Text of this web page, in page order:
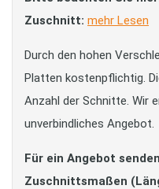
Zuschnitt: mehr Lesen
Durch den hohen
Platten kostenpflichtig.
Anzahl der Schnitte. Wir
unverbindliches Angebot.
Für ein Angebot
Zuschnittsmaßen